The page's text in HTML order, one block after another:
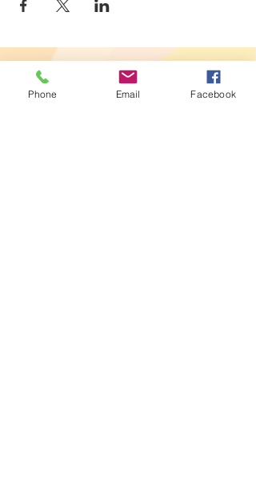
Evénements à venir
Phone Email Facebook